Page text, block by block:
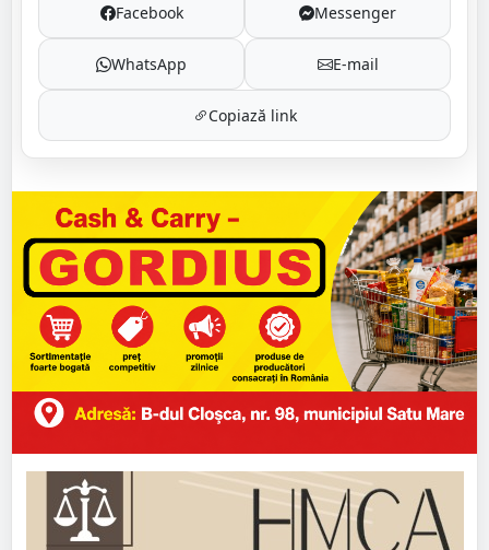
Facebook Messenger
WhatsApp E-mail
Copiază link